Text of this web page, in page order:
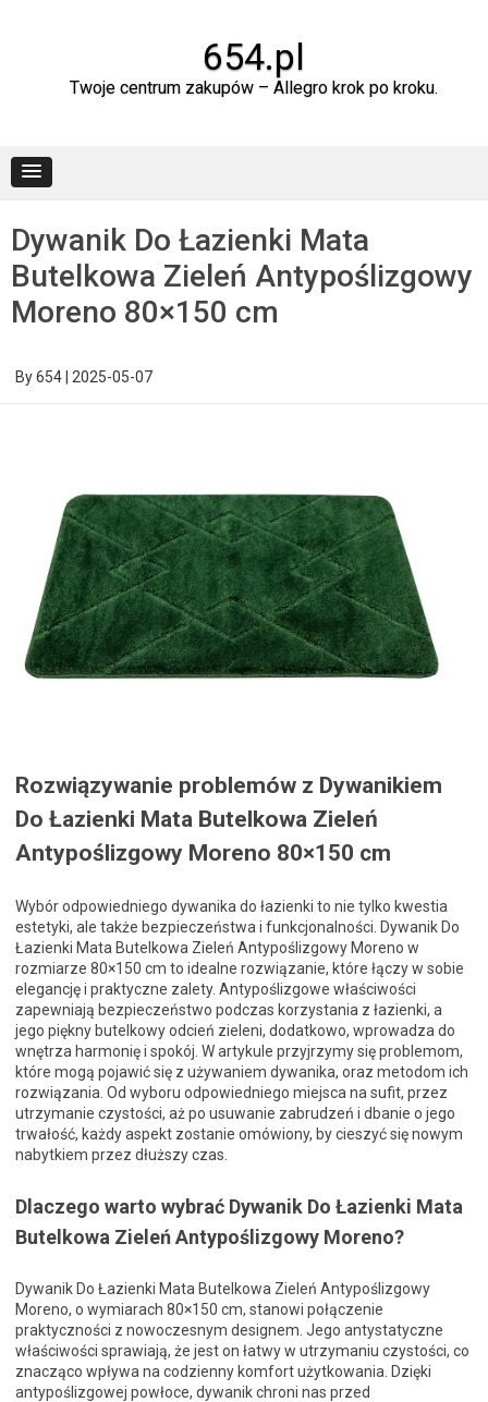
654.pl
Twoje centrum zakupów – Allegro krok po kroku.
Dywanik Do Łazienki Mata
Butelkowa Zieleń Antypoślizgowy
Moreno 80×150 cm
By654 2025-05-07
Rozwiązywanie problemów z Dywanikiem
Do Łazienki Mata Butelkowa Zieleń
Antypoślizgowy Moreno 80×150 cm
Wybór odpowiedniego dywanika do łazienki to nie tylko kwestia
estetyki, ale także bezpieczeństwa i funkcjonalności. Dywanik Do
Łazienki Mata Butelkowa Zieleń Antypoślizgowy Moreno w
rozmiarze 80×150 cm to idealne rozwiązanie, które łączy w sobie
elegancję i praktyczne zalety. Antypoślizgowe właściwości
zapewniają bezpieczeństwo podczas korzystania z łazienki, a
jego piękny butelkowy odcień zieleni, dodatkowo, wprowadza do
wnętrza harmonię i spokój. W artykule przyjrzymy się problemom,
które mogą pojawić się z używaniem dywanika, oraz metodom ich
rozwiązania. Od wyboru odpowiedniego miejsca na sufit, przez
utrzymanie czystości, aż po usuwanie zabrudzeń i dbanie o jego
trwałość, każdy aspekt zostanie omówiony, by cieszyć się nowym
nabytkiem przez dłuższy czas.
Dlaczego warto wybrać Dywanik Do Łazienki Mata
Butelkowa Zieleń Antypoślizgowy Moreno?
Dywanik Do Łazienki Mata Butelkowa Zieleń Antypoślizgowy
Moreno, o wymiarach 80×150 cm, stanowi połączenie
praktyczności z nowoczesnym designem. Jego antystatyczne
właściwości sprawiają, że jest on łatwy w utrzymaniu czystości, co
znacząco wpływa na codzienny komfort użytkowania. Dzięki
antypoślizgowej powłoce, dywanik chroni nas przed